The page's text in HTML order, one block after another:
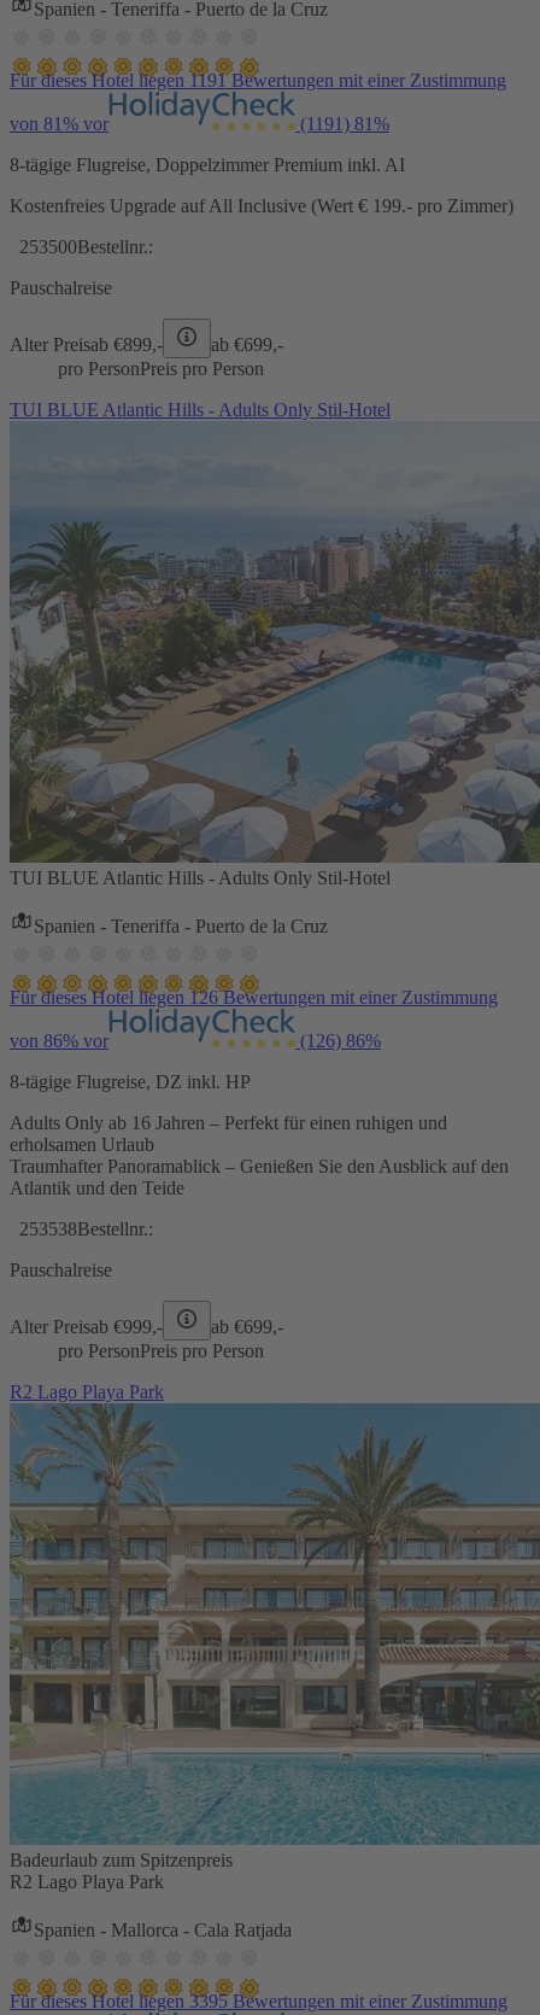
Spanien - Teneriffa - Puerto de la Cruz
Für dieses Hotel liegen 1191 Bewertungen mit einer Zustimmung
von 81% vor (1191) 81%
8-tägige Flugreise, Doppelzimmer Premium inkl. AI
Kostenfreies Upgrade auf All Inclusive (Wert € 199.- pro Zimmer)
253500Bestellnr.:
Pauschalreise
Alter Preisab €899,- ab €699,-
pro PersonPreis pro Person
TUI BLUE Atlantic Hills - Adults Only Stil-Hotel
TUI BLUE Atlantic Hills - Adults Only Stil-Hotel
Spanien - Teneriffa - Puerto de la Cruz
Für dieses Hotel liegen 126 Bewertungen mit einer Zustimmung
von 86% vor (126) 86%
8-tägige Flugreise, DZ inkl. HP
Adults Only ab 16 Jahren – Perfekt für einen ruhigen und
erholsamen Urlaub
Traumhafter Panoramablick – Genießen Sie den Ausblick auf den
Atlantik und den Teide
253538Bestellnr.:
Pauschalreise
Alter Preisab €999,- ab €699,-
pro PersonPreis pro Person
R2 Lago Playa Park
Badeurlaub zum Spitzenpreis
R2 Lago Playa Park
Spanien - Mallorca - Cala Ratjada
Für dieses Hotel liegen 3395 Bewertungen mit einer Zustimmung